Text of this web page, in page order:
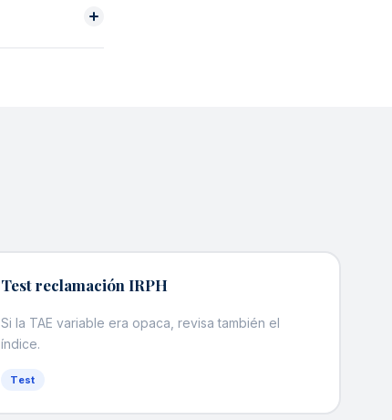
Test reclamación IRPH
Si la TAE variable era opaca, revisa también el
índice.
Test